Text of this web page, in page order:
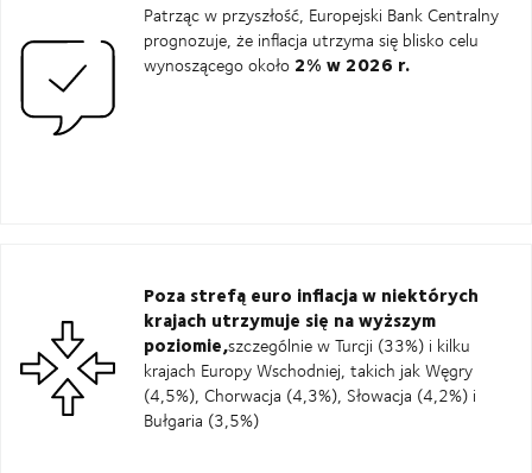
Patrząc w przyszłość, Europejski Bank Centralny
prognozuje, że inflacja utrzyma się blisko celu
wynoszącego około 2% w 2026 r.
Poza strefą euro inflacja w niektórych
krajach utrzymuje się na wyższym
poziomie,szczególnie w Turcji (33%) i kilku
krajach Europy Wschodniej, takich jak Węgry
(4,5%), Chorwacja (4,3%), Słowacja (4,2%) i
Bułgaria (3,5%)